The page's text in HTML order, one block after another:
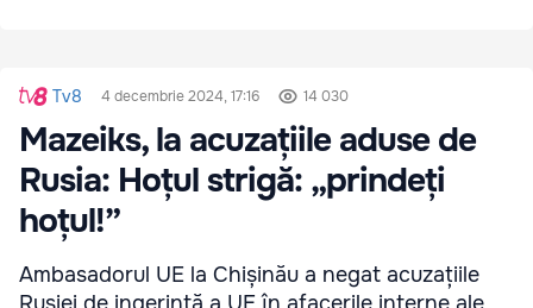
Tv8 4 decembrie 2024, 17:16 14 030
Mazeiks, la acuzațiile aduse de
Rusia: Hoțul strigă: „prindeți
hoțul!”
Ambasadorul UE la Chișinău a negat acuzațiile